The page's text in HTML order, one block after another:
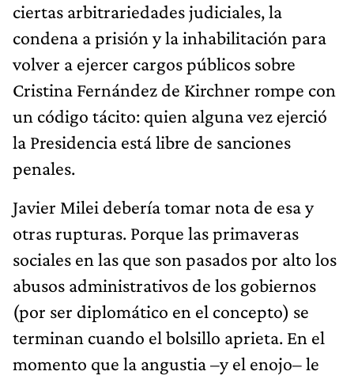
ciertas arbitrariedades judiciales, la
condena a prisión y la inhabilitación para
volver a ejercer cargos públicos sobre
Cristina Fernández de Kirchner rompe con
un código tácito: quien alguna vez ejerció
la Presidencia está libre de sanciones
penales.
Javier Milei debería tomar nota de esa y
otras rupturas. Porque las primaveras
sociales en las que son pasados por alto los
abusos administrativos de los gobiernos
(por ser diplomático en el concepto) se
terminan cuando el bolsillo aprieta. En el
momento que la angustia –y el enojo– le